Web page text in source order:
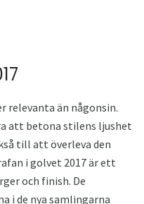
relevanta än någonsin.
att betona stilens ljushet
till att överleva den
i golvet 2017 är ett
och finish. De
i de nya samlingarna